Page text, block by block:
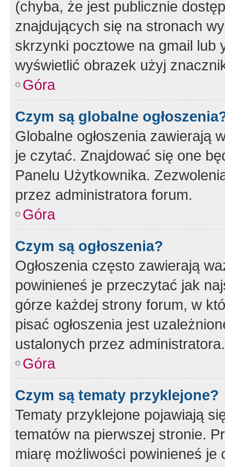
(chyba, że jest publicznie
znajdujących się na stronach
skrzynki pocztowe na gmail lub
wyświetlić obrazek użyj
Góra
Czym są globalne
Globalne ogłoszenia zawierają
je czytać. Znajdować się one
Panelu Użytkownika.
przez administratora forum.
Góra
Czym są ogłoszenia?
Ogłoszenia często zawierają
powinieneś je przeczytać jak
górze każdej strony forum, w
pisać ogłoszenia jest
ustalonych przez administratora.
Góra
Czym są tematy przyklejone?
Tematy przyklejone pojawiają
tematów na pierwszej stronie.
miarę możliwości powinieneś je